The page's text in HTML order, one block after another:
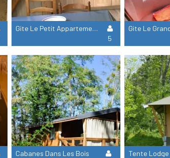
Gite Le Petit Appartement - 2 Chambres + 2 Salles De Bain
5
Cabanes Dans Les Bois